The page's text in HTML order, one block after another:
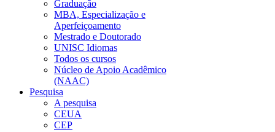
Graduação
MBA, Especialização e
Aperfeiçoamento
Mestrado e Doutorado
UNISC Idiomas
Todos os cursos
Núcleo de Apoio Acadêmico
(NAAC)
Pesquisa
A pesquisa
CEUA
CEP